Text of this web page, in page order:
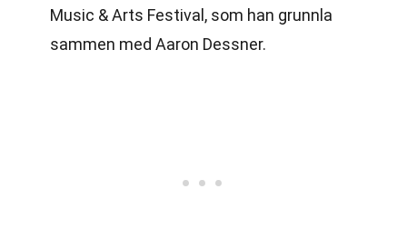
Music & Arts Festival, som han grunnla
sammen med Aaron Dessner.